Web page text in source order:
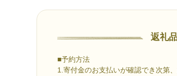
返礼
■予約方法
1.寄付金のお支払いが確認でき次第